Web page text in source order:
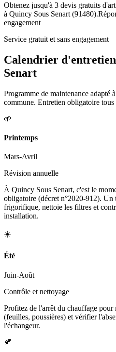
Obtenez jusqu'à 3 devis gratuits
à Quincy Sous Senart (91480).
engagement
Service gratuit et sans engagement
Calendrier
Senart
Programme de maintenance adapté
commune. Entretien obligatoire
🌱
Printemps
Mars-Avril
Révision annuelle
À Quincy Sous Senart, c'est le
obligatoire (décret n°2020-912).
frigorifique, nettoie les filtres et
installation.
☀️
Été
Juin-Août
Contrôle et nettoyage
Profitez de l'arrêt du chauffage
(feuilles, poussières) et vérifier
l'échangeur.
🍂